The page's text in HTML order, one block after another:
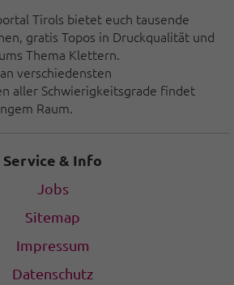
Tirols bietet euch tausende
gratis Topos in Druckqualität und
Thema Klettern.
verschiedensten
aller Schwierigkeitsgrade findet
Raum.
Service & Info
Jobs
Sitemap
Impressum
Datenschutz